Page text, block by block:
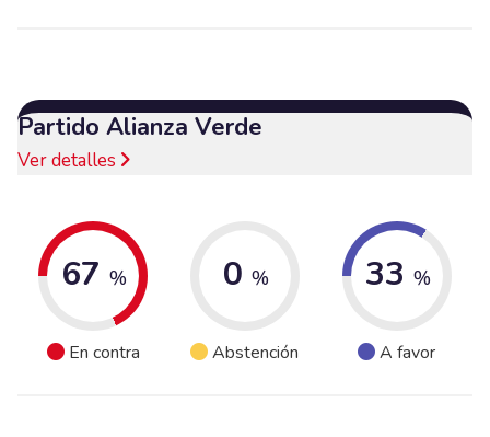
Partido Alianza Verde
Ver detalles
67 %
En contra
0 %
Abstención
33 %
A favor